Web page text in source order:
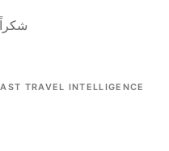
TRAVEL INTELLIGENCE